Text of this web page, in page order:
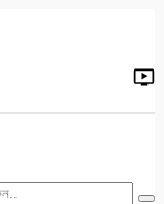
জাতীয় যশোর